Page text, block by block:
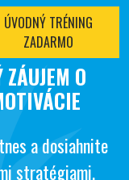
ÚVODNÝ TRÉNING
ZADARMO
O
a dosiahnite
stratégiami.